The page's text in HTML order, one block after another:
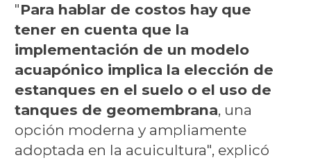
"Para hablar de costos hay que
tener en cuenta que la
implementación de un modelo
acuapónico implica la elección de
estanques en el suelo o el uso de
tanques de geomembrana, una
opción moderna y ampliamente
adoptada en la acuicultura", explicó